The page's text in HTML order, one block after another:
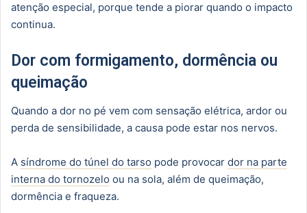
atenção especial, porque tende a piorar quando o impacto
continua.
Dor com formigamento, dormência ou
queimação
Quando a dor no pé vem com sensação elétrica, ardor ou
perda de sensibilidade, a causa pode estar nos nervos.
A síndrome do túnel do tarso pode provocar dor na parte
interna do tornozelo ou na sola, além de queimação,
dormência e fraqueza.